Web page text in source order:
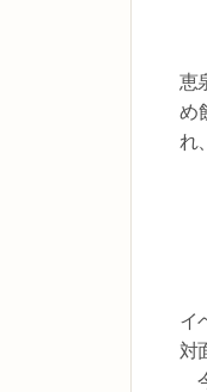
恵
め
れ
イ
対